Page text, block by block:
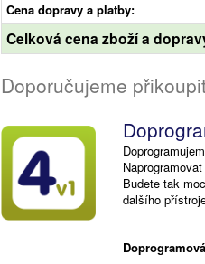
Cena dopravy a platby:
Celková cena zboží a
Doporučujeme
Budete tak
dalšího